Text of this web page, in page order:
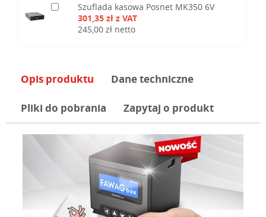
Szuflada kasowa Posnet MK350 6V
301,35 zł z VAT
245,00 zł netto
Opis produktu Dane techniczne
Pliki do pobrania Zapytaj o produkt